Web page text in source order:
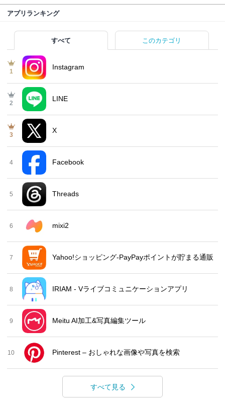
アプリランキング
すべて このカテゴリ
1
Instagram
2
LINE
3
X
4 Facebook
5 Threads
6 mixi2
7 Yahoo!ショッピング-PayPayポイントが貯まる通販
8 IRIAM - Vライブコミュニケーションアプリ
9 Meitu AI加工&写真編集ツール
10 Pinterest – おしゃれな画像や写真を検索
すべて見る